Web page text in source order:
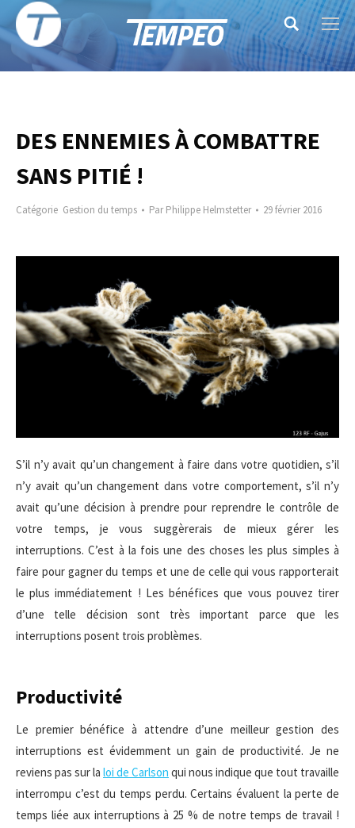
Search:
DES ENNEMIES À COMBATTRE
SANS PITIÉ !
Catégorie Gestion du temps ParPhilippe Helmstetter 29 février 2016
S’il n’y avait qu’un changement à faire dans votre quotidien, s’il
n’y avait qu’un changement dans votre comportement, s’il n’y
avait qu’une décision à prendre pour reprendre le contrôle de
votre temps, je vous suggèrerais de mieux gérer les
interruptions. C’est à la fois une des choses les plus simples à
faire pour gagner du temps et une de celle qui vous rapporterait
le plus immédiatement ! Les bénéfices que vous pouvez tirer
d’une telle décision sont très important parce que les
interruptions posent trois problèmes.
Productivité
Le premier bénéfice à attendre d’une meilleur gestion des
interruptions est évidemment un gain de productivité. Je ne
reviens pas sur la loi de Carlson qui nous indique que tout travaille
interrompu c’est du temps perdu. Certains évaluent la perte de
temps liée aux interruptions à 25 % de notre temps de travail !